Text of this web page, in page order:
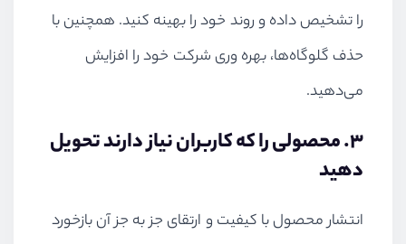
را تشخیص داده و روند خود را بهینه کنید. همچنین با
حذف گلوگاه‌ها، بهره وری شرکت خود را افزایش
می‌دهید.
3. محصولی را که کاربران نیاز دارند تحویل
دهید
انتشار محصول با کیفیت و ارتقای جز به جز آن بازخورد